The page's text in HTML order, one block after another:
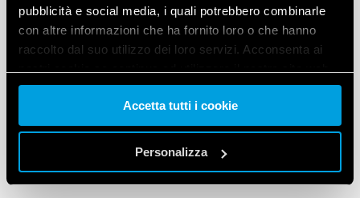
pubblicità e social media, i quali potrebbero combinarle
con altre informazioni che ha fornito loro o che hanno
raccolto dal suo utilizzo dei loro servizi. Acconsenta ai
Vai alla Cookie Policy complet a
Accetta tutti i cookie
Personalizza